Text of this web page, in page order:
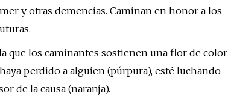
y otras demencias. Caminan en honor a los
que los caminantes sostienen una flor de color
perdido a alguien (púrpura), esté luchando
de la causa (naranja).